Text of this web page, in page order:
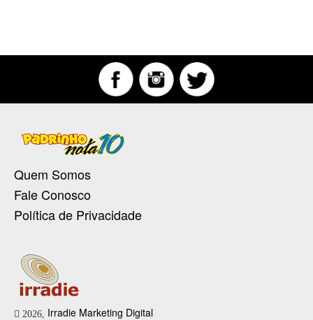
Quem Somos
Fale Conosco
Política de Privacidade
2026, Irradie Marketing Digital